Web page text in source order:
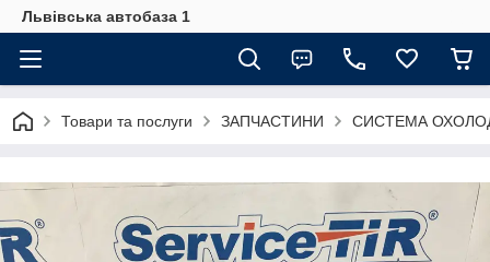
Львівська автобаза 1
Товари та послуги ЗАПЧАСТИНИ СИСТЕМА